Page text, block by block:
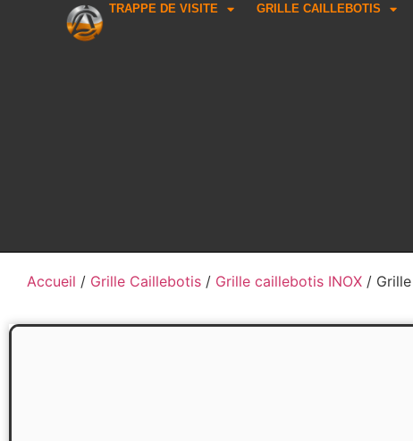
TRAPPE DE VISITE GRILLE CAILLEBOTIS
Accueil / Grille Caillebotis / Grille caillebotis INOX /